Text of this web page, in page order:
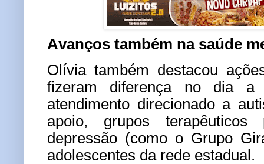
Avanços também na saúde
Olívia também destacou
fizeram diferença no dia a
atendimento direcionado a
apoio, grupos
depressão (como o Grupo
adolescentes da rede estadual.